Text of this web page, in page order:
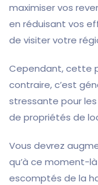
maximiser vos
en réduisant vos
de visiter votre
Cependant, cette
contraire, c’est
stressante pour
de propriétés de
Vous devrez
qu’à ce moment-
escomptés de la